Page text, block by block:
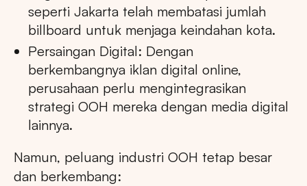
seperti Jakarta telah membatasi jumlah
billboard untuk menjaga keindahan kota.
Persaingan Digital: Dengan
berkembangnya iklan digital online,
perusahaan perlu mengintegrasikan
strategi OOH mereka dengan media digital
lainnya.
Namun, peluang industri OOH tetap besar
dan berkembang: